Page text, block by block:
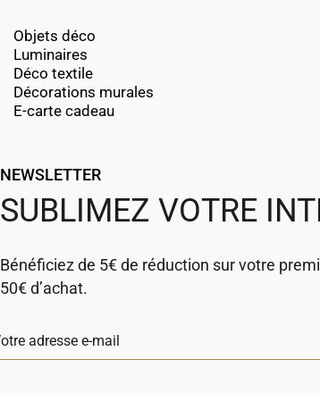
Objets déco
Luminaires
Déco textile
Décorations murales
E-carte cadeau
NEWSLETTER
SUBLIMEZ VOTRE
Bénéficiez de 5€ de réduction sur votre
50€ d’achat.